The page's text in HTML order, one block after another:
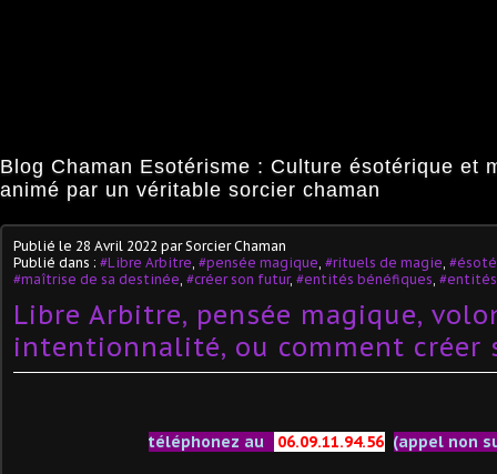
Blog Chaman Esotérisme : Culture ésotérique et
animé par un véritable sorcier chaman
Publié le 28 Avril 2022 par Sorcier Chaman
Publié dans : #Libre Arbitre #pensée magique #rituels de magie
#maîtrise de sa destinée #créer son futur, #entités bénéfiques
Libre Arbitre, pensée magique,
intentionnalité, ou comment créer
téléphonez au 06.09.11.94.56 (appel non